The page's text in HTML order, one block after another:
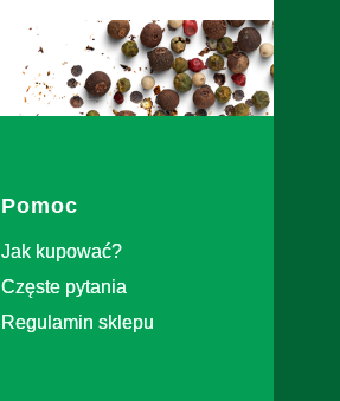
Pomoc
Jak kupować?
Częste pytania
Regulamin sklepu